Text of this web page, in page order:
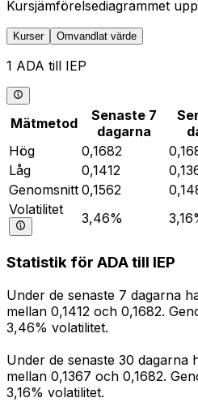
Kursjämförelsediagrammet
Kurser Omvandlat värde
1 ADA till IEP
Mätmetod
Senaste 7
dagarna
Hög
0,1682
Låg
0,1412
Genomsnitt 0,1562
Volatilitet
3,46%
Statistik för ADA till IEP
Under de senaste 7 dagarna
mellan 0,1412 och 0,1682.
3,46% volatilitet.
Under de senaste 30 dagarna
mellan 0,1367 och 0,1682.
3,16% volatilitet.